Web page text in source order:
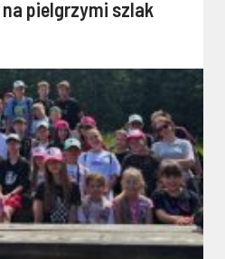
pielgrzymi szlak